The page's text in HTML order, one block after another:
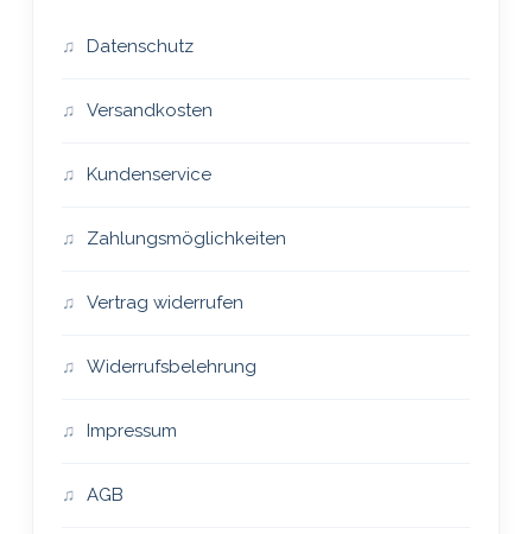
Datenschutz
Versandkosten
Kundenservice
Zahlungsmöglichkeiten
Vertrag widerrufen
Widerrufsbelehrung
Impressum
AGB